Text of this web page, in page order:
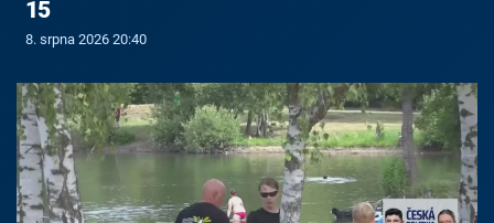
15
8. srpna 2026 20:40